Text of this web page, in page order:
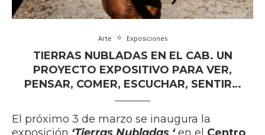
Arte Exposiciones
TIERRAS NUBLADAS EN EL CAB. UN
PROYECTO EXPOSITIVO PARA VER,
PENSAR, COMER, ESCUCHAR, SENTIR…
El próximo 3 de marzo se inaugura la